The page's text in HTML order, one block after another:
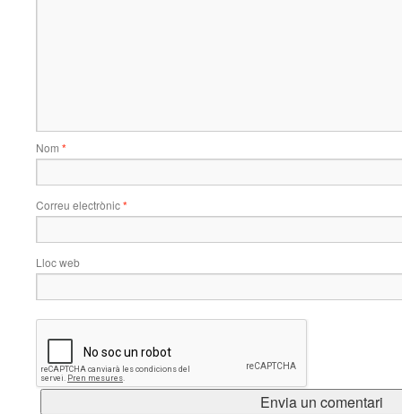
Nom *
Correu electrònic*
Lloc web